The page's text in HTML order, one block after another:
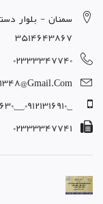
سمنان - بلوار
3514643867
02333347740
_,09121316910,__,09305913630
02333347741